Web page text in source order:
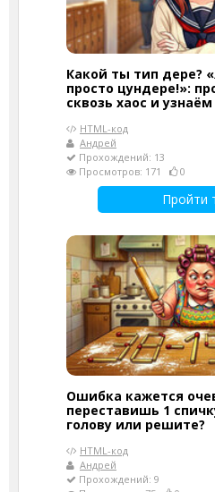
Какой ты тип дере?
просто цундере!»:
сквозь хаос и
HTML-код
Андрей
Прохождений: 13
Просмотров: 171
0
Пройти
Ошибка кажется
переставишь 1
голову или решите?
HTML-код
Андрей
Прохождений: 9